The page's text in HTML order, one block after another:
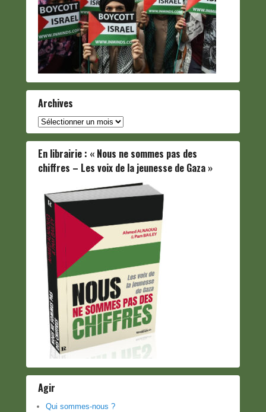
Archives
Archives
En librairie : « Nous ne sommes pas des
chiffres – Les voix de la jeunesse de Gaza »
Agir
Qui sommes-nous ?